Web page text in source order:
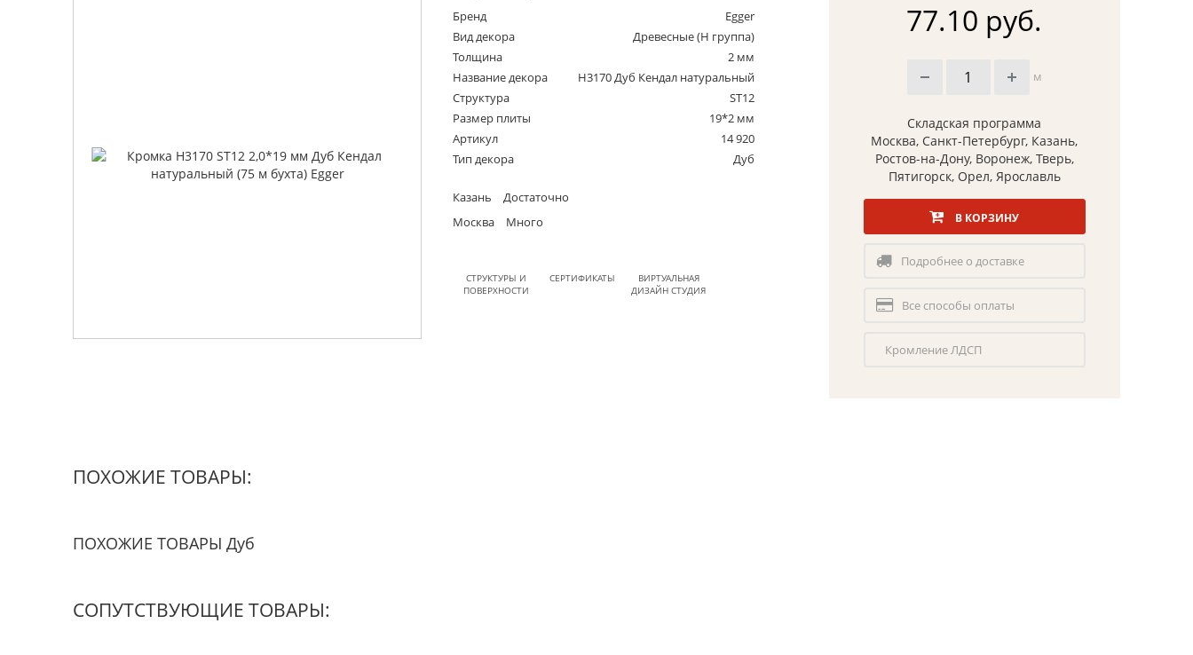
Бренд
Egger
Вид декора
Древесные (Н группа)
Толщина
2 мм
Название декора
H3170 Дуб Кендал натуральный
Структура
ST12
Размер плиты
19*2 мм
Артикул
14 920
Тип декора
Дуб
Казань
Достаточно
Москва
Много
СТРУКТУРЫ И
ПОВЕРХНОСТИ
СЕРТИФИКАТЫ
ВИРТУАЛЬНАЯ
ДИЗАЙН СТУДИЯ
77.10 руб.
м
Складская программа
Москва, Санкт-Петербург, Казань,
Ростов-на-Дону, Воронеж, Тверь,
Пятигорск, Орел, Ярославль
В КОРЗИНУ
Подробнее о доставке
Все способы оплаты
Кромление ЛДСП
ПОХОЖИЕ ТОВАРЫ:
ПОХОЖИЕ ТОВАРЫ Дуб
СОПУТСТВУЮЩИЕ ТОВАРЫ: